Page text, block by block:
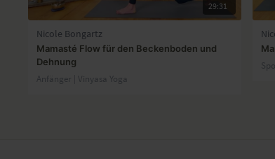
29:31
Nicole Bongartz
Mamasté Flow für den Beckenboden und
Dehnung
Anfänger | Vinyasa Yoga